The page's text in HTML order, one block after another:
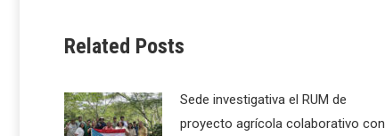
Related Posts
Sede investigativa el RUM de
proyecto agrícola colaborativo con